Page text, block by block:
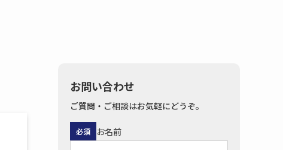
お問い合わせ
ご質問・ご相談はお気軽にどうぞ。
お名前
必須